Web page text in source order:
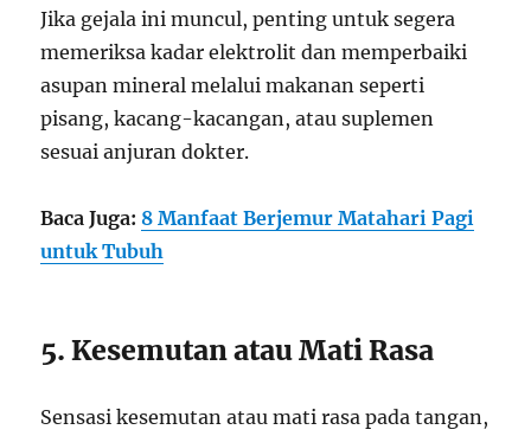
Jika gejala ini muncul, penting untuk segera
memeriksa kadar elektrolit dan memperbaiki
asupan mineral melalui makanan seperti
pisang, kacang-kacangan, atau suplemen
sesuai anjuran dokter.
Baca Juga: 8 Manfaat Berjemur Matahari Pagi
untuk Tubuh
5. Kesemutan atau Mati Rasa
Sensasi kesemutan atau mati rasa pada tangan,